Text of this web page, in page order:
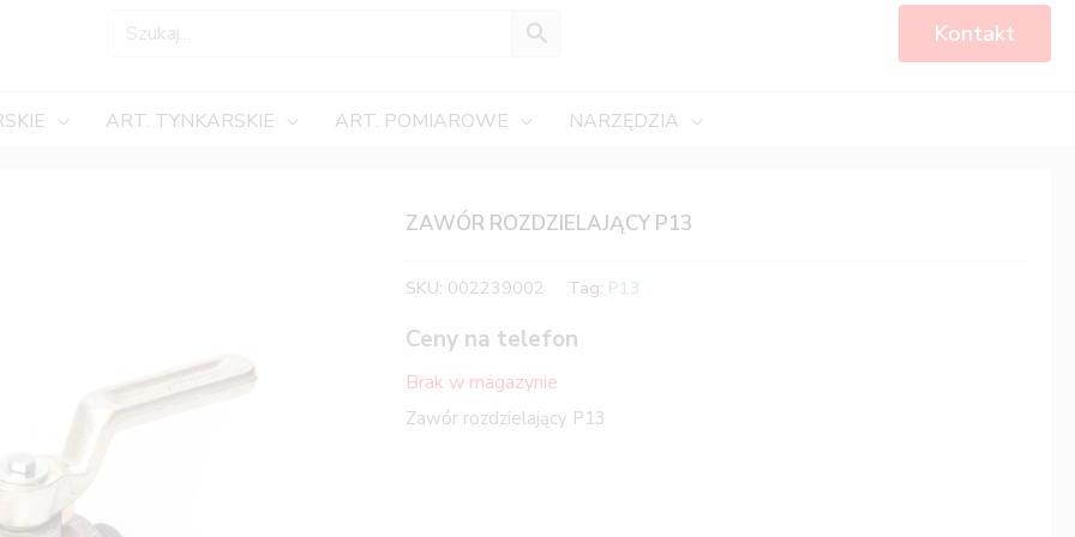
Kontakt
ART. TYNKARSKIE ART. POMIAROWE NARZĘDZIA
ZAWÓR ROZDZIELAJĄCY P13
SKU: 002239002 Tag: P13
Ceny na telefon
Brak w magazynie
Zawór rozdzielający P13